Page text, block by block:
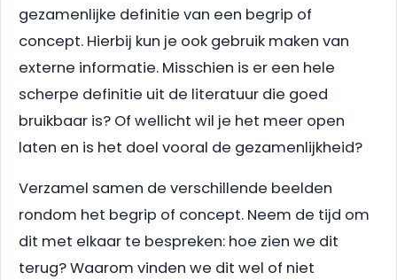
gezamenlijke definitie van een begrip of
concept. Hierbij kun je ook gebruik maken van
externe informatie. Misschien is er een hele
scherpe definitie uit de literatuur die goed
bruikbaar is? Of wellicht wil je het meer open
laten en is het doel vooral de gezamenlijkheid?
Verzamel samen de verschillende beelden
rondom het begrip of concept. Neem de tijd om
dit met elkaar te bespreken: hoe zien we dit
terug? Waarom vinden we dit wel of niet